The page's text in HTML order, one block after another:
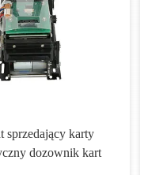
sprzedający karty
dozownik kart